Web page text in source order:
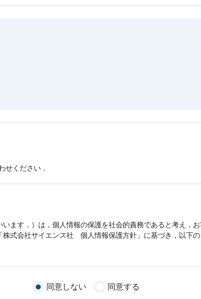
せください．
います．）は，個人情報の保護を社会的責務であると考え，
株式会社サイエンス社 個人情報保護方針」に基づき，以下
個人情報 個人情報
同意しない 同意する